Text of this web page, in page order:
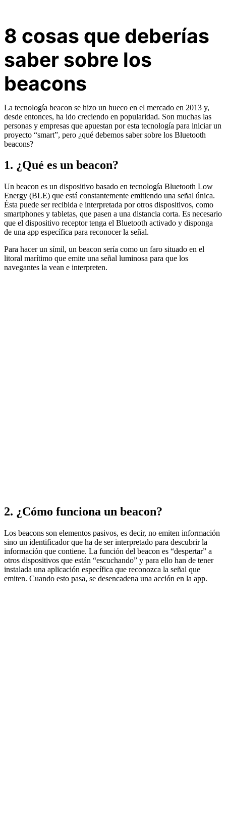
8 cosas que deberías
saber sobre los
beacons
La tecnología beacon se hizo un hueco en el mercado en 2013 y,
desde entonces, ha ido creciendo en popularidad. Son muchas las
personas y empresas que apuestan por esta tecnología para iniciar un
proyecto “smart”, pero ¿qué debemos saber sobre los Bluetooth
beacons?
1. ¿Qué es un beacon?
Un beacon es un dispositivo basado en tecnología Bluetooth Low
Energy (BLE) que está constantemente emitiendo una señal única.
Ésta puede ser recibida e interpretada por otros dispositivos, como
smartphones y tabletas, que pasen a una distancia corta. Es necesario
que el dispositivo receptor tenga el Bluetooth activado y disponga
de una app específica para reconocer la señal.
Para hacer un símil, un beacon sería como un faro situado en el
litoral marítimo que emite una señal luminosa para que los
navegantes la vean e interpreten.
2. ¿Cómo funciona un beacon?
Los beacons son elementos pasivos, es decir, no emiten información
sino un identificador que ha de ser interpretado para descubrir la
información que contiene. La función del beacon es “despertar” a
otros dispositivos que están “escuchando” y para ello han de tener
instalada una aplicación específica que reconozca la señal que
emiten. Cuando esto pasa, se desencadena una acción en la app.